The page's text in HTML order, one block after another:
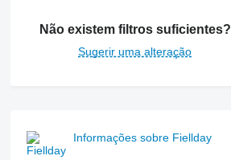
Não existem filtros suficientes?
Sugerir uma alteração
Informações sobre Fiellday